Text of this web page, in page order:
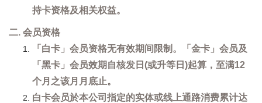
持卡资格及相关权益。
二. 会员资格
「白卡」会员资格无有效期间限制。「金卡」会员及
「黑卡」会员效期自核发日(或升等日)起算，至满12
个月之该月月底止。
白卡会员於本公司指定的实体或线上通路消费累计达